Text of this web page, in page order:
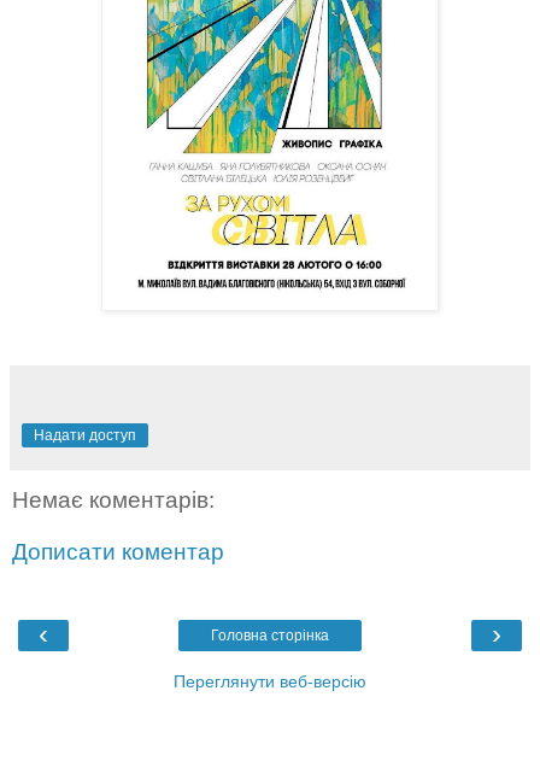
Надати доступ
Немає коментарів:
Дописати коментар
‹ ›
Головна сторінка
Переглянути веб-версію